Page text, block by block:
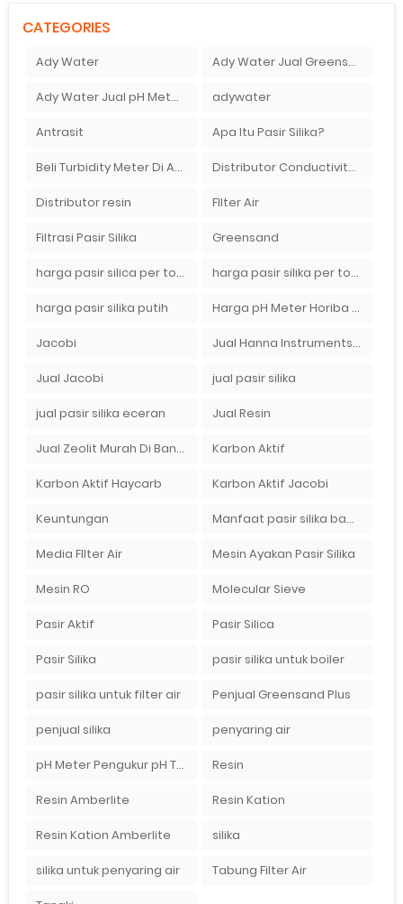
CATEGORIES
Ady Water Ady Water Jual Greensand plus
Ady Water Jual pH Meter Murah Bandung adywater
Antrasit Apa Itu Pasir Silika?
Beli Turbidity Meter Di Ady Water Distributor Conductivity Meter Di Surabaya
Distributor resin FIlter Air
Filtrasi Pasir Silika Greensand
harga pasir silica per ton per kg harga pasir silika per ton per kg
harga pasir silika putih Harga pH Meter Horiba LAQUAact PH110 Di Surabaya
Jacobi Jual Hanna Instruments HI9124 dan HI9126 Di Balikpapan
Jual Jacobi jual pasir silika
jual pasir silika eceran Jual Resin
Jual Zeolit Murah Di Bandung Timur Karbon Aktif
Karbon Aktif Haycarb Karbon Aktif Jacobi
Keuntungan Manfaat pasir silika bagi kehidupan
Media FIlter Air Mesin Ayakan Pasir Silika
Mesin RO Molecular Sieve
Pasir Aktif Pasir Silica
Pasir Silika pasir silika untuk boiler
pasir silika untuk filter air Penjual Greensand Plus
penjual silika penyaring air
pH Meter Pengukur pH Tanah Ionix pH 10 Resin
Resin Amberlite Resin Kation
Resin Kation Amberlite silika
silika untuk penyaring air Tabung Filter Air